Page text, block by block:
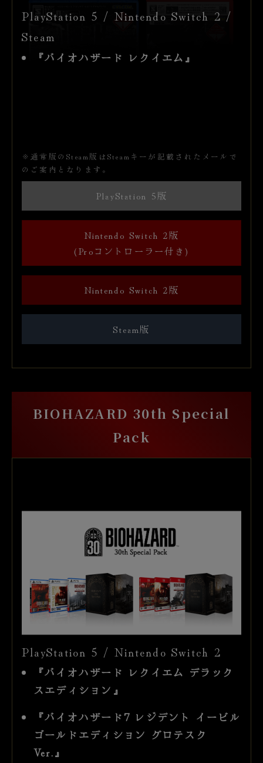
PlayStation 5 / Nintendo Switch 2 /
Steam
『バイオハザード レクイエム』
※通常版のSteam版はSteamキーが記載されたメールで
のご案内となります。
PlayStation 5版
Nintendo Switch 2版
(Proコントローラー付き)
Nintendo Switch 2版
Steam版
BIOHAZARD 30th Special
Pack
PlayStation 5 / Nintendo Switch 2
『バイオハザード レクイエム デラック
スエディション』
『バイオハザード7 レジデント イービル
ゴールドエディション グロテスク
Ver.』